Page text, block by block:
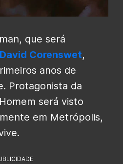
que será
David Corenswet,
anos de
Protagonista da
será visto
em Metrópolis,